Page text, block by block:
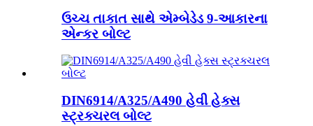
ઉચ્ચ તાકાત સાથે એમ્બેડેડ 9-આકારના
એન્કર બોલ્ટ
DIN6914/A325/A490 હેવી હેક્સ
સ્ટ્રક્ચરલ બોલ્ટ